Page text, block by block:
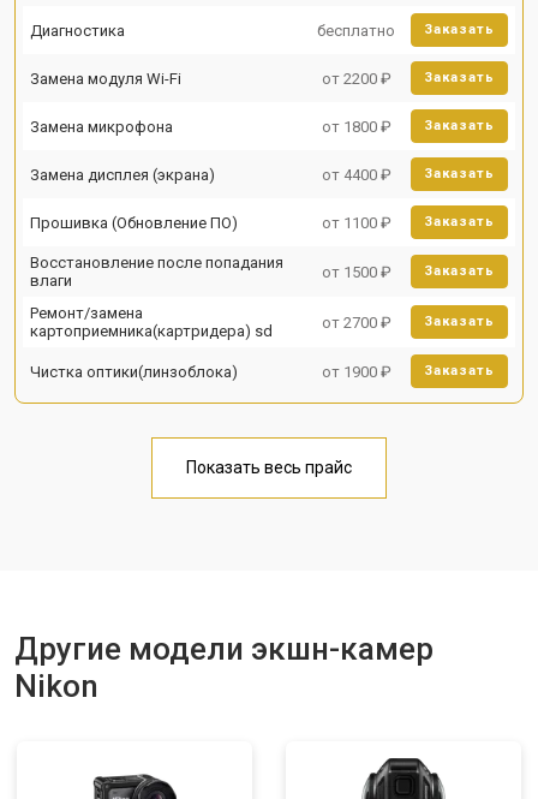
Диагностика бесплатно Заказать
Замена модуля Wi-Fi от 2200 ₽ Заказать
Замена микрофона от 1800 ₽ Заказать
Замена дисплея (экрана) от 4400 ₽ Заказать
Прошивка (Обновление ПО) от 1100 ₽ Заказать
Восстановление после попадания
влаги
от 1500 ₽ Заказать
Ремонт/замена
картоприемника(картридера) sd
от 2700 ₽ Заказать
Чистка оптики(линзоблока) от 1900 ₽ Заказать
Показать весь прайс
Другие модели экшн-камер
Nikon